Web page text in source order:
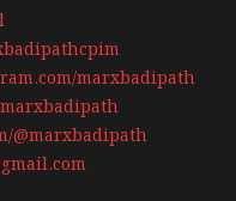
marxbadipath
@marxbadipath